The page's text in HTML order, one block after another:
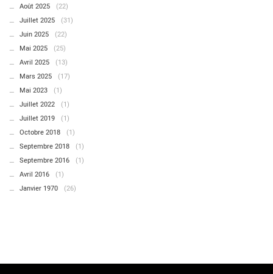
Août 2025
(22)
Juillet 2025
(31)
Juin 2025
(22)
Mai 2025
(25)
Avril 2025
(13)
Mars 2025
(17)
Mai 2023
(1)
Juillet 2022
(1)
Juillet 2019
(1)
Octobre 2018
(1)
Septembre 2018
(1)
Septembre 2016
(1)
Avril 2016
(1)
Janvier 1970
(26)